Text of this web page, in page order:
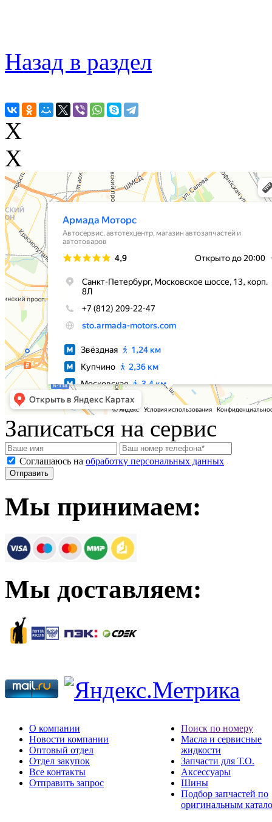
Назад в раздел
X
X
Записаться на сервис
Соглашаюсь на обработку персональных данных
Мы принимаем:
Мы доставляем:
О компании
Новости компании
Оптовый отдел
Отдел закупок
Все контакты
Отправить запрос
Поиск по номеру
Масла и сервисные
жидкости
Запчасти для Т.О.
Аксессуары
Шины
Подбор запчастей по
оригинальным